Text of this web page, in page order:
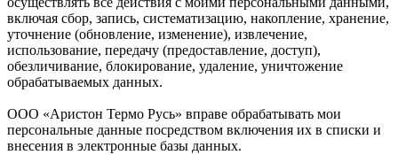
включая сбор, запись, систематизацию, накопление, хранение,
уточнение (обновление, изменение), извлечение,
использование, передачу (предоставление, доступ),
обезличивание, блокирование, удаление, уничтожение
обрабатываемых данных.
ООО «Аристон Термо Русь» вправе обрабатывать мои
персональные данные посредством включения их в списки и
внесения в электронные базы данных.